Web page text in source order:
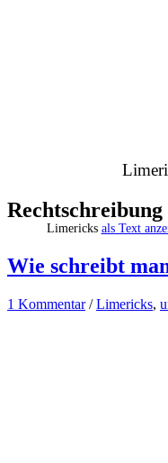
Rechtschreibung
Limericks als Text
Wie schreibt
1 Kommentar /Limericks,